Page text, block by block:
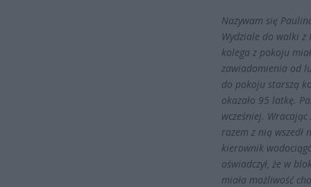
Nazywam się
Wydziale do walki
kolega z pokoju
zawiadomienia od
do pokoju starszą
okazało 95 latkę.
wcześniej.
razem z nią wszedł
kierownik
oświadczył, że w
miała możliwość